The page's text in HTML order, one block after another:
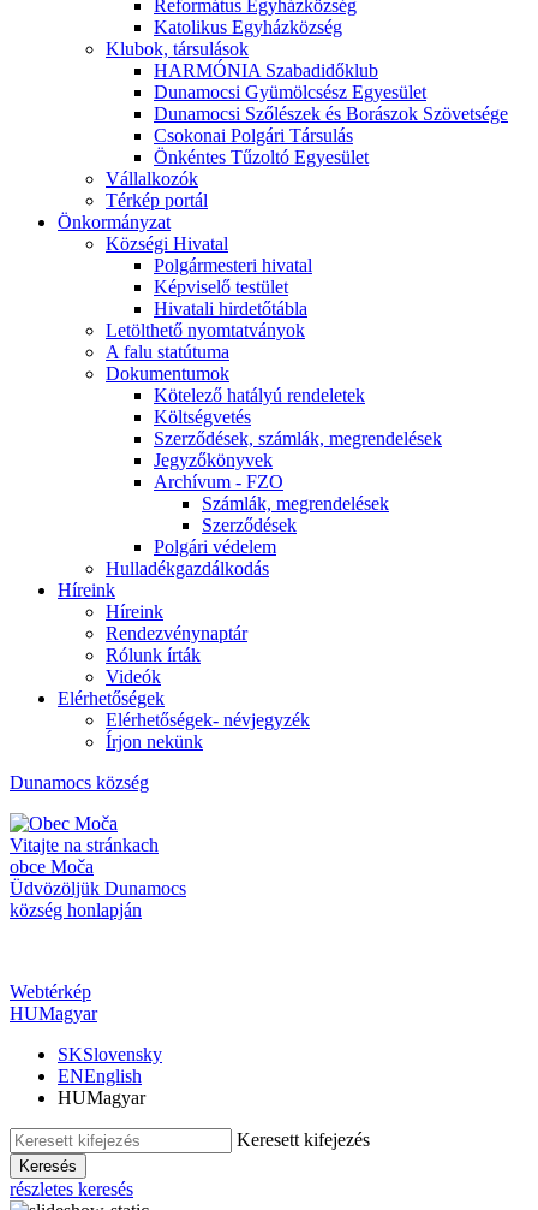
Református Egyházközség
Katolikus Egyházközség
Klubok, társulások
HARMÓNIA Szabadidőklub
Dunamocsi Gyümölcsész Egyesület
Dunamocsi Szőlészek és Borászok Szövetsége
Csokonai Polgári Társulás
Önkéntes Tűzoltó Egyesület
Vállalkozók
Térkép portál
Önkormányzat
Községi Hivatal
Polgármesteri hivatal
Képviselő testület
Hivatali hirdetőtábla
Letölthető nyomtatványok
A falu statútuma
Dokumentumok
Kötelező hatályú rendeletek
Költségvetés
Szerződések, számlák, megrendelések
Jegyzőkönyvek
Archívum - FZO
Számlák, megrendelések
Szerződések
Polgári védelem
Hulladékgazdálkodás
Híreink
Híreink
Rendezvénynaptár
Rólunk írták
Videók
Elérhetőségek
Elérhetőségek- névjegyzék
Írjon nekünk
Dunamocs község
Vitajte na stránkach
obce Moča
Üdvözöljük Dunamocs
község honlapján
Webtérkép
HUMagyar
SKSlovensky
ENEnglish
HUMagyar
Keresett kifejezés
Keresés
részletes keresés